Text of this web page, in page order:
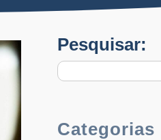
Pesquisar:
Categorias